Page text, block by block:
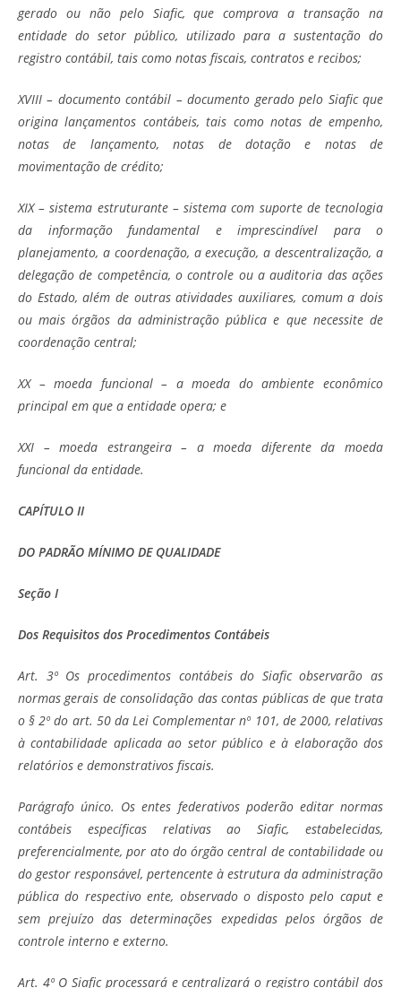
gerado ou não pelo Siafic, que comprova a transação na
entidade do setor público, utilizado para a sustentação do
registro contábil, tais como notas fiscais, contratos e recibos;
XVIII – documento contábil – documento gerado pelo Siafic que
origina lançamentos contábeis, tais como notas de empenho,
notas de lançamento, notas de dotação e notas de
movimentação de crédito;
XIX – sistema estruturante – sistema com suporte de tecnologia
da informação fundamental e imprescindível para o
planejamento, a coordenação, a execução, a descentralização, a
delegação de competência, o controle ou a auditoria das ações
do Estado, além de outras atividades auxiliares, comum a dois
ou mais órgãos da administração pública e que necessite de
coordenação central;
XX – moeda funcional – a moeda do ambiente econômico
principal em que a entidade opera; e
XXI – moeda estrangeira – a moeda diferente da moeda
funcional da entidade.
CAPÍTULO II
DO PADRÃO MÍNIMO DE QUALIDADE
Seção I
Dos Requisitos dos Procedimentos Contábeis
Art. 3º Os procedimentos contábeis do Siafic observarão as
normas gerais de consolidação das contas públicas de que trata
o § 2º do art. 50 da Lei Complementar nº 101, de 2000, relativas
à contabilidade aplicada ao setor público e à elaboração dos
relatórios e demonstrativos fiscais.
Parágrafo único. Os entes federativos poderão editar normas
contábeis específicas relativas ao Siafic, estabelecidas,
preferencialmente, por ato do órgão central de contabilidade ou
do gestor responsável, pertencente à estrutura da administração
pública do respectivo ente, observado o disposto pelo caput e
sem prejuízo das determinações expedidas pelos órgãos de
controle interno e externo.
Art. 4º O Siafic processará e centralizará o registro contábil dos